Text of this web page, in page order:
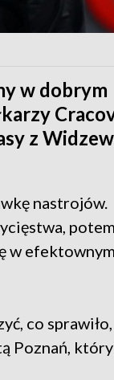
w dobrym
z
nastrojów.
w
co
Poznań, który